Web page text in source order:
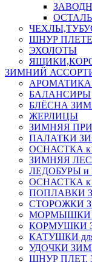
ШНУР
ЭХОЛОТЫ
ЗИМНИЙ
АРОМАТИКА
БАЛАНСИРЫ
БЛЁСНА
ЖЕРЛИЦЫ
ЗИМНЯЯ
ПАЛАТКИ
ОСНАСТКА
ЗИМНЯЯ
ЛЕДОБУРЫ
ОСНАСТКА
ПОПЛАВКИ
СТОРОЖКИ
МОРМЫШКИ
КОРМУШКИ
КАТУШКИ
УДОЧКИ
ШНУР ПЛЕТ.